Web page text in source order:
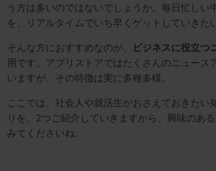
う方は多いのではないでしょうか。毎日忙しい
を、リアルタイムでいち早くゲットしていきた
そんな方におすすめなのが、
ビジネスに役立つ
用です。アプリストアではたくさんのニュース
いますが、その特徴は実に多種多様。
ここでは、社会人や就活生がおさえておきたい
リを、2つご紹介していきますから、興味のあ
みてくださいね。